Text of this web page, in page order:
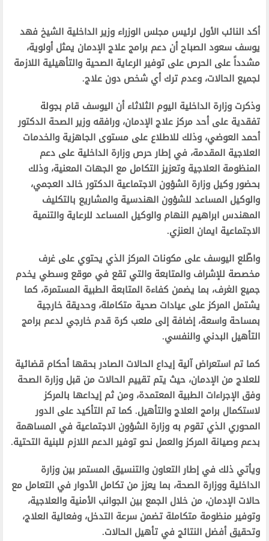
أكد النائب الأول لرئيس مجلس الوزراء وزير الداخلية الشيخ فهد
يوسف سعود الصباح أن دعم برامج علاج الإدمان يمثل أولوية،
مشدداً على الحرص على توفير الرعاية الصحية والتأهيلية اللازمة
لجميع الحالات، وعدم ترك أي شخص دون علاج.
وذكرت وزارة الداخلية اليوم الثلاثاء أن اليوسف قام بجولة
تفقدية على أحد مركز علاج الإدمان، ورافقه وزير الصحة الدكتور
أحمد العوضي، وذلك للاطلاع على مستوى الجاهزية والخدمات
العلاجية المقدمة، في إطار حرص وزارة الداخلية على دعم
المنظومة العلاجية وتعزيز التكامل مع الجهات المعنية، وذلك
بحضور وكيل وزارة الشؤون الاجتماعية الدكتور خالد العجمي،
والوكيل المساعد للشؤون الهندسية والمشاريع بالتكليف
المهندس ابراهيم النهام والوكيل المساعد للرعاية والتنمية
الاجتماعية ايمان العنزي.
واطّلع اليوسف على مكونات المركز الذي يحتوي على غرف
مخصصة للإشراف والمتابعة والتي تقع في موقع وسطي يخدم
جميع الغرف، بما يضمن كفاءة المتابعة الطبية المستمرة، كما
يشتمل المركز على عيادات صحية متكاملة، وحديقة خارجية
بمساحة واسعة، إضافة إلى ملعب كرة قدم خارجي لدعم برامج
التأهيل البدني والنفسي.
كما تم استعراض آلية إيداع الحالات الصادر بحقها أحكام قضائية
للعلاج من الإدمان، حيث يتم تقييم الحالات من قبل وزارة الصحة
وفق الإجراءات الطبية المعتمدة، ومن ثم إيداعها بالمركز
لاستكمال برامج العلاج والتأهيل. كما تم التأكيد على الدور
المحوري الذي تقوم به وزارة الشؤون الاجتماعية في المساهمة
بدعم وصيانة المركز والعمل نحو توفير الدعم اللازم للبنية التحتية.
ويأتي ذلك في إطار التعاون والتنسيق المستمر بين وزارة
الداخلية ووزارة الصحة، بما يعزز من تكامل الأدوار في التعامل مع
حالات الإدمان، من خلال الجمع بين الجوانب الأمنية والعلاجية،
وتوفير منظومة متكاملة تضمن سرعة التدخل، وفعالية العلاج،
وتحقيق أفضل النتائج في تأهيل الحالات.